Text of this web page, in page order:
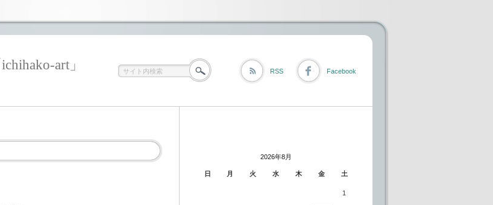
art」 RSS Facebook
2026年8月
日 月 火 水 木 金 土
1